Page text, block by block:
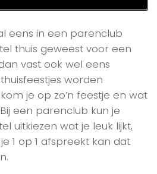
eens in een parenclub
thuis geweest voor een
vast ook wel eens
worden
je op zo’n feestje en wat
een parenclub kun je
uitkiezen wat je leuk lijkt,
1 op 1 afspreekt kan dat